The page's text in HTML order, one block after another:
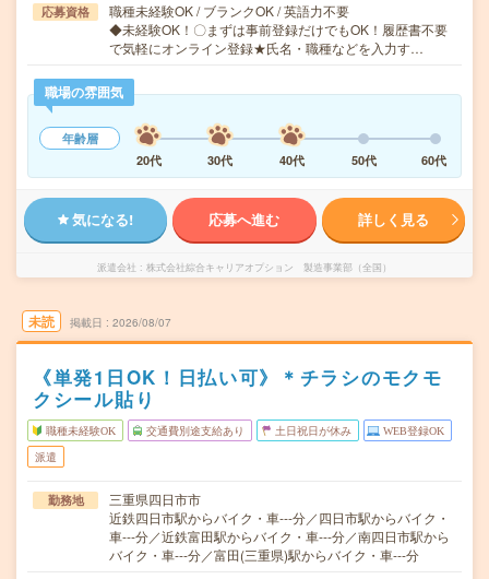
応募資格
職種未経験OK / ブランクOK / 英語力不要
◆未経験OK！〇まずは事前登録だけでもOK！履歴書不要
で気軽にオンライン登録★氏名・職種などを入力す…
職場の雰囲気
年齢層
20代
30代 40代 50代 60代
気になる! 応募へ進む 詳しく見る
派遣会社 株式会社綜合キャリアオプション 製造事業部（全国）
未読 掲載日 2026/08/07
《単発1日OK！日払い可》＊チラシのモクモ
クシール貼り
職種未経験OK 交通費別途支給あり 土日祝日が休み WEB登録OK
派遣
勤務地
三重県四日市市
近鉄四日市駅からバイク・車---分／四日市駅からバイク・
車---分／近鉄富田駅からバイク・車---分／南四日市駅から
バイク・車---分／富田(三重県)駅からバイク・車---分